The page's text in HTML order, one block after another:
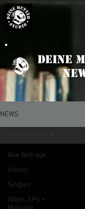
Deine
NEWS
Alle Beiträge
Videos
Singles
Alben, EPs +